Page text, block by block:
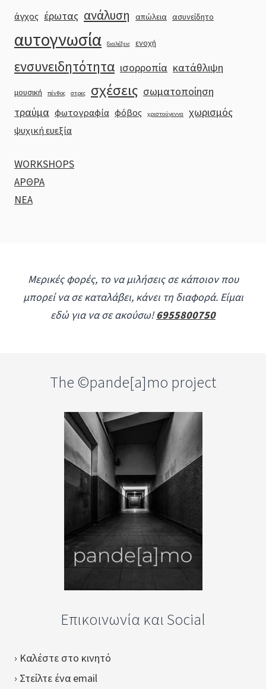
άγχος έρωτας ανάλυση απώλεια ασυνείδητο
αυτογνωσία διαλέξεις ενοχή
ενσυνειδητότητα ισορροπία κατάθλιψη
μουσική πένθος στρες σχέσεις σωματοποίηση
τραύμα φωτογραφία φόβος χριστούγεννα χωρισμός
ψυχική ευεξία
WORKSHOPS
ΑΡΘΡΑ
ΝΕΑ
Μερικές φορές, το να μιλήσεις σε κάποιον που
μπορεί να σε καταλάβει, κάνει τη διαφορά. Είμαι
εδώ για να σε ακούσω!6955800750
The ©pande[a]mo project
Επικοινωνία και Social
› Καλέστε στο κινητό
› Στείλτε ένα email